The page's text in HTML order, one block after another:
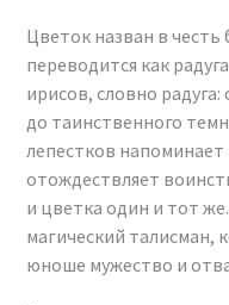
Цветок назван в
переводится как
ирисов, словно
до таинственного
лепестков
отождествляет
и цветка один и тот
магический талисман,
юноше мужество и